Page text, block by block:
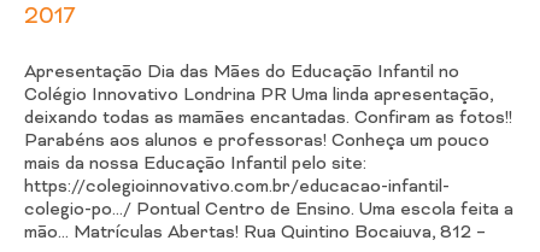
2017
Apresentação Dia das Mães do Educação Infantil no
Colégio Innovativo Londrina PR Uma linda apresentação,
deixando todas as mamães encantadas. Confiram as fotos!!
Parabéns aos alunos e professoras! Conheça um pouco
mais da nossa Educação Infantil pelo site:
https://colegioinnovativo.com.br/educacao-infantil-
colegio-po…/ Pontual Centro de Ensino. Uma escola feita a
mão… Matrículas Abertas! Rua Quintino Bocaiuva, 812 –